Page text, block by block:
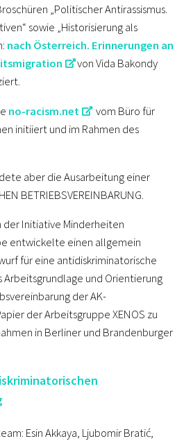
„Politischer Antirassismus.
sowie „Historisierung als
nach Österreich. Erinnerungen an
von Vida Bakondy
no-racism.net
vom Büro für
initiiert und im Rahmen des
aber die Ausarbeitung einer
BETRIEBSVEREINBARUNG.
der Initiative Minderheiten
entwickelte einen allgemein
für eine antidiskriminatorische
Arbeitsgrundlage und Orientierung
der AK-
der Arbeitsgruppe XENOS zu
in Berliner und Brandenburger
Esin Akkaya, Ljubomir Bratić,